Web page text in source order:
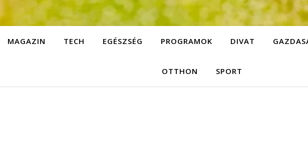
MAGAZIN TECH EGÉSZSÉG PROGRAMOK DIVAT
OTTHON SPORT